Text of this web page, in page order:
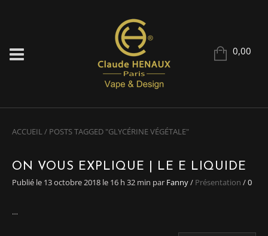
0,00
ACCUEIL/ POSTS TAGGED "GLYCÉRINE VÉGÉTALE"
ON VOUS EXPLIQUE | LE E LIQUIDE
Publié le 13 octobre 2018 le 16 h 32 min par Fanny/ Présentation /0
…